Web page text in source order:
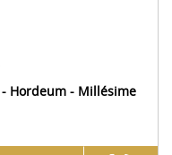
Hordeum - Millésime